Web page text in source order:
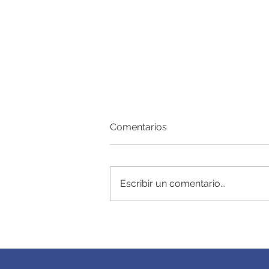
Dúo dinámico
Comentarios
Escribir un comentario...